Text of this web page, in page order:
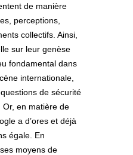
de manière
perceptions,
collectifs. Ainsi,
sur leur genèse
fondamental dans
internationale,
de sécurité
en matière de
a d’ores et déjà
égale. En
moyens de